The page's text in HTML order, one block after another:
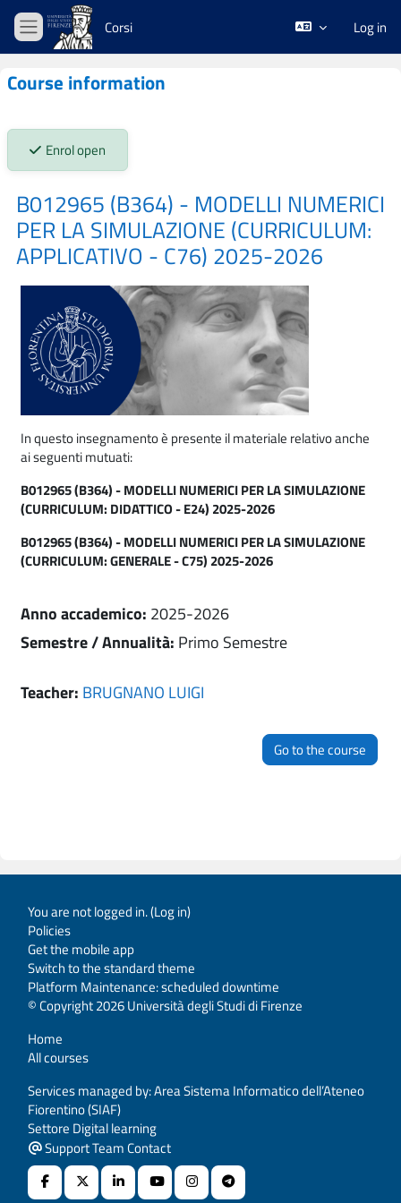
Skip to main content
Side panel
Corsi Log in
Course information
Stato iscrizioni:
Enrol open
B012965 (B364) - MODELLI NUMERICI
PER LA SIMULAZIONE (CURRICULUM:
APPLICATIVO - C76) 2025-2026
In questo insegnamento è presente il materiale relativo anche
ai seguenti mutuati:
B012965 (B364) - MODELLI NUMERICI PER LA SIMULAZIONE
(CURRICULUM: DIDATTICO - E24) 2025-2026
B012965 (B364) - MODELLI NUMERICI PER LA SIMULAZIONE
(CURRICULUM: GENERALE - C75) 2025-2026
Anno accademico: 2025-2026
Semestre / Annualità: Primo Semestre
Teacher: BRUGNANO LUIGI
Go to the course
You are not logged in. (Log in)
Policies
Get the mobile app
Switch to the standard theme
Platform Maintenance: scheduled downtime
© Copyright 2026 Università degli Studi di Firenze
Home
All courses
Services managed by: Area Sistema Informatico dell’Ateneo
Fiorentino (SIAF)
Settore Digital learning
Support Team Contact